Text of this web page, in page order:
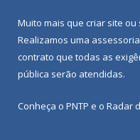
Muito mais que criar site ou
Realizamos uma assessoria
contrato que todas as
pública serão atendidas.
Conheça o PNTP e o Radar